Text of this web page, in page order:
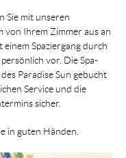
Sie mit unseren
von Ihrem Zimmer aus an
Spaziergang durch
vor. Die Spa-
Paradise Sun gebucht
Service und die
sicher.
in guten Händen.